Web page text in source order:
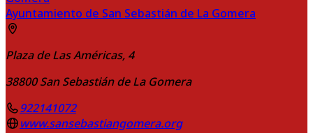
Ayuntamiento de San Sebastián de La Gomera
Plaza de Las Américas, 4
38800 San Sebastián de La Gomera
922141072
www.sansebastiangomera.org